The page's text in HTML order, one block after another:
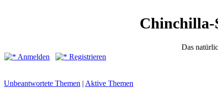
Chinchilla-
Das
Anmelden
Registrieren
Unbeantwortete Themen | Aktive Themen